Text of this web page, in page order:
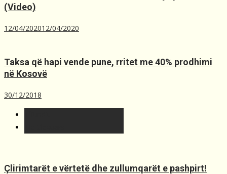
(Video)
12/04/202012/04/2020
Taksa që hapi vende pune, rritet me 40% prodhimi
në Kosovë
30/12/2018
Çlirimtarët e vërtetë dhe zullumqarët e pashpirt!